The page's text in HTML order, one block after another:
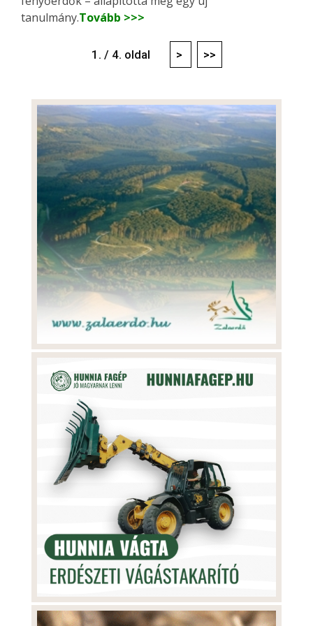
tanulmány.Tovább >>>
1. / 4. oldal > >>